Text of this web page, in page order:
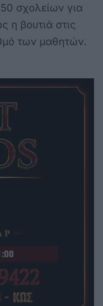
σχολείων για
η βουτιά στις
των μαθητών.